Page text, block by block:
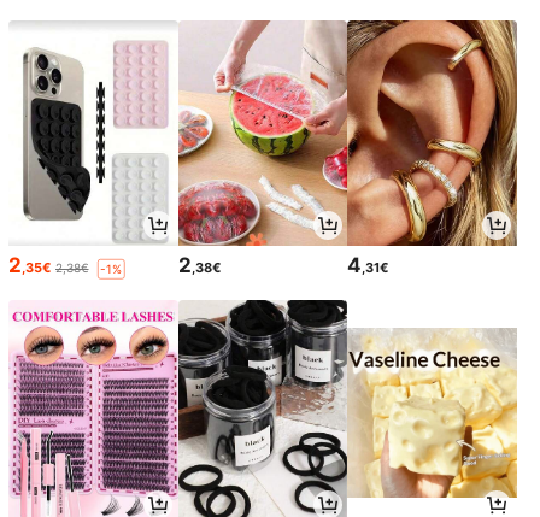
2,35€ 2,38€ -1% 2,38€ 4,31€